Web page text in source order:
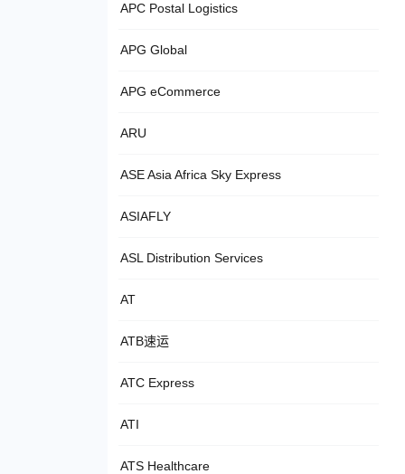
APC Postal Logistics
APG Global
APG eCommerce
ARU
ASE Asia Africa Sky Express
ASIAFLY
ASL Distribution Services
AT
ATB速运
ATC Express
ATI
ATS Healthcare